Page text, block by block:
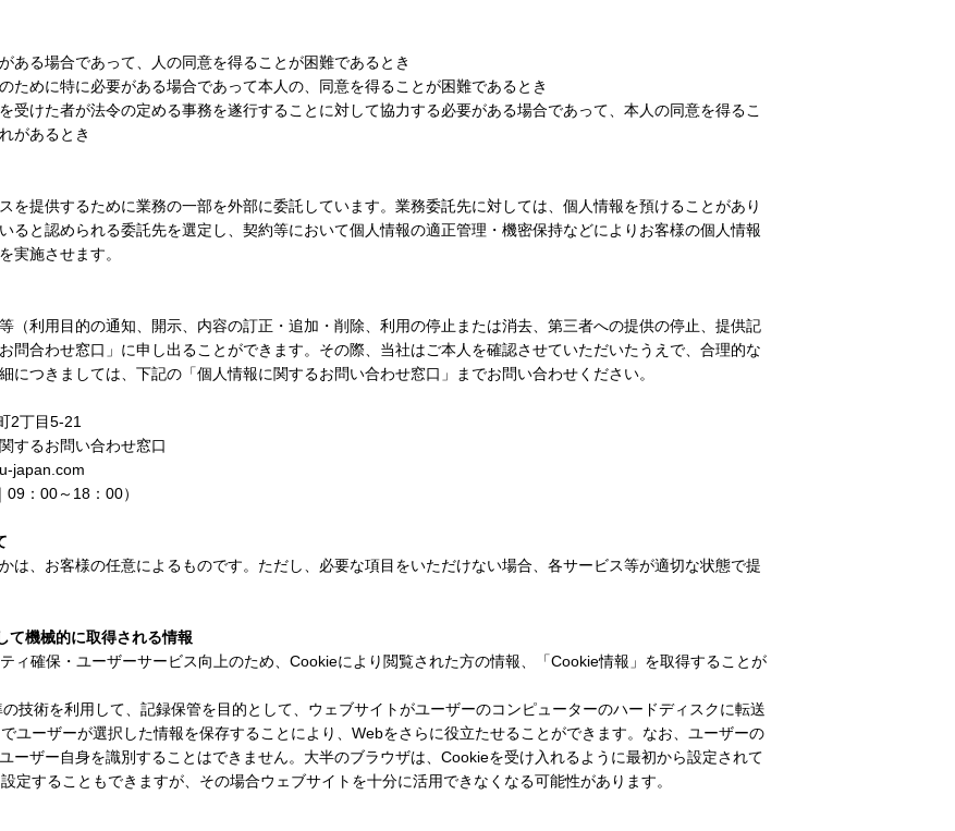
ある場合であって、人の同意を得ることが困難であるとき
ために特に必要がある場合であって本人の、同意を得ることが困難であるとき
受けた者が法令の定める事務を遂行することに対して協力する必要がある場合であって、本人の同意を得るこ
があるとき
を提供するために業務の一部を外部に委託しています。業務委託先に対しては、個人情報を預けることがあり
ると認められる委託先を選定し、契約等において個人情報の適正管理・機密保持などによりお客様の個人情報
実施させます。
（利用目的の通知、開示、内容の訂正・追加・削除、利用の停止または消去、第三者への提供の停止、提供記
問合わせ窓口」に申し出ることができます。その際、当社はご本人を確認させていただいたうえで、合理的な
につきましては、下記の「個人情報に関するお問い合わせ窓口」までお問い合わせください。
2丁目5-21
するお問い合わせ窓口
japan.com
09 ： 00～ 18 ： 00）
、お客様の任意によるものです。ただし、必要な項目をいただけない場合、各サービス等が適切な状態で提
て機械的に取得される情報
ィ確保・ユーザーサービス向上のため、 Cookieにより閲覧された方の情報、「Cookie情報」を取得することが
技術を利用して、記録保管を目的として、ウェブサイトがユーザーのコンピューターのハードディスクに転送
ユーザーが選択した情報を保存することにより、 Webをさらに役立たせることができます。なお、ユーザーの
ーザー自身を識別することはできません。大半のブラウザは、 Cookieを受け入れるように最初から設定されて
定することもできますが、その場合ウェブサイトを十分に活用できなくなる可能性があります。